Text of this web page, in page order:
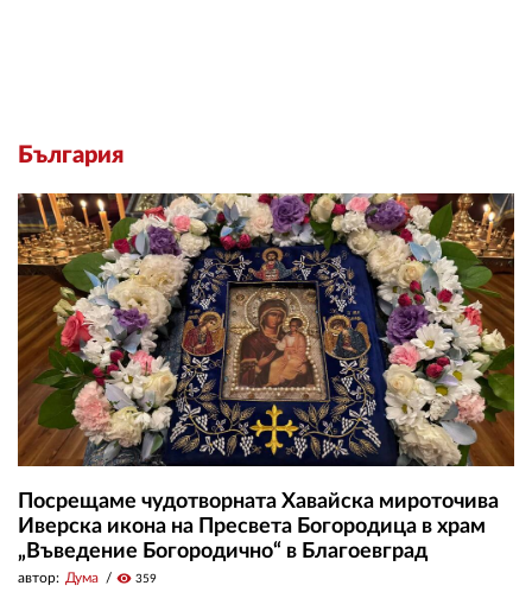
България
Посрещаме чудотворната Хавайска мироточива
Иверска икона на Пресвета Богородица в храм
„Въведение Богородично“ в Благоевград
автор: Дума visibility 359